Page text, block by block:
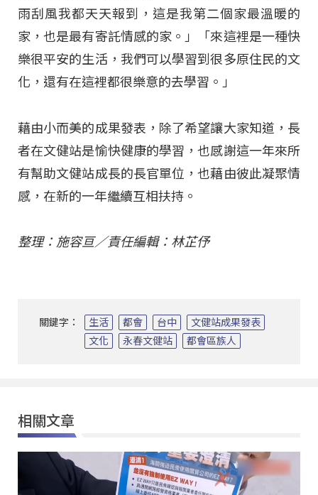
雨刮風我都天天報到，這是我第二個家最溫暖的
家，也是最有寄託情感的家。」「來這裡是一種快
樂很平安的生活，我們可以學習到很多原住民的文
化，還有在這裡都很樂意的去學習。」
藉由小而美的成果發表，除了希望讓大家知道，長
者在文健站是愉快健康的學習，也感謝這一年來所
有幫助文健站成長的長官單位，也藉由彼此凝聚情
感，在新的一年繼續互相扶持。
整理：施容亘／責任編輯：林芷伃
關鍵字： 生活 都會 台中
文健站成果發表
文化
永春文健站 都會區族人
相關文章